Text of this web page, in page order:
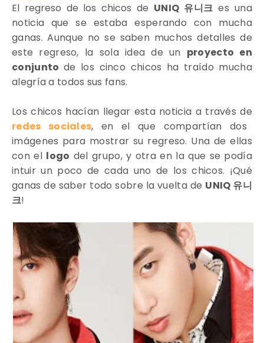
El regreso de los chicos de UNIQ 유니크 es una
noticia que se estaba esperando con mucha
ganas. Aunque no se saben muchos detalles de
este regreso, la sola idea de un proyecto en
conjunto de los cinco chicos ha traído mucha
alegría a todos sus fans.
Los chicos hacían llegar esta noticia a través de
redes sociales, en el que compartían dos
imágenes para mostrar su regreso. Una de ellas
con el logo del grupo, y otra en la que se podía
intuir un poco de cada uno de los chicos. ¡Qué
ganas de saber todo sobre la vuelta de UNIQ 유니
크!